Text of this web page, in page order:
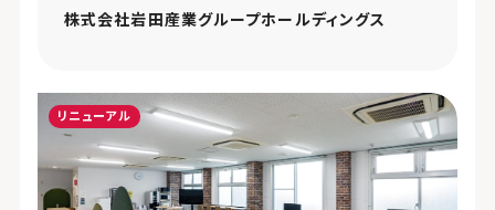
株式会社岩田産業グループホールディングス
リニューアル